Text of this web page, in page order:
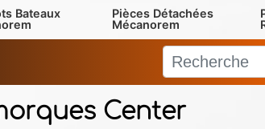
Center
Bateaux
Pièces Détachées
Mécanorem